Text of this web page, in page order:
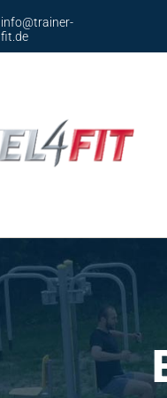
info@trainer-
fit.de
Serie ECO
Brustpresse
Brusstpresse Duo
Armpresse
Armpresse Duo